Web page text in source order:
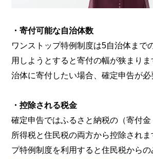
・寄付可能な自治体数
ワンストップ特例制度は5自治体まで
用しようとすると寄付の幅が狭まり
治体に寄付したい場合、確定申告が必
・控除される税金
確定申告ではふるさと納税の（寄付
所得税と住民税の両方から控除され
プ特例制度を利用すると住民税からの